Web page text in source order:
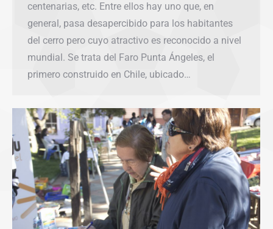
centenarias, etc. Entre ellos hay uno que, en
general, pasa desapercibido para los habitantes
del cerro pero cuyo atractivo es reconocido a nivel
mundial. Se trata del Faro Punta Ángeles, el
primero construido en Chile, ubicado…